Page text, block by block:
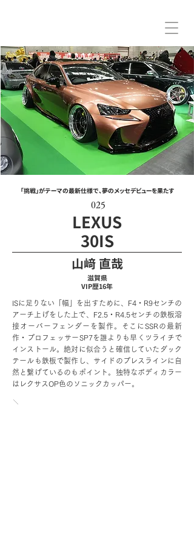
「挑戦」がテーマの最新仕様で、夢のメッセデビューを果たす
025
LEXUS
30IS
山﨑 直哉
滋賀県
VIP歴16年
ISに足りない「幅」を出すために、F4・R9センチの
アーチ上げをした上で、F2.5・R4.5センチの鉄板溶
接オーバーフェンダーを製作。そこにSSRの最新
作・プロフェッサーSP7を誰よりも早くツライチで
インストール。絶対に似合うと確信していたダック
テールも鉄板で製作し、サイドのプレスラインに自
然と繋げているのもポイント。独特なボディカラー
はレクサスOP色のソニックカッパー。